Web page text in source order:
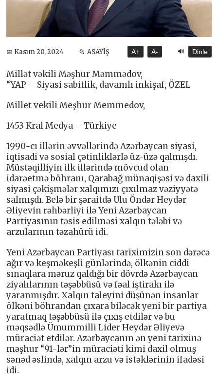
📅 Kasım 20, 2024 📂 ASAYİŞ A+ A- 🔊 Dinle
Millət vəkili Məşhur Məmmədov,
“YAP – Siyasi sabitlik, davamlı inkişaf, ÖZEL
Millet vekili Meşhur Memmedov,
1453 Kral Medya – Türkiye
1990-cı illərin əvvəllərində Azərbaycan siyasi,
iqtisadi və sosial çətinliklərlə üz-üzə qalmışdı.
Müstəqilliyin ilk illərində mövcud olan
idarəetmə böhranı, Qarabağ münaqişəsi və daxili
siyasi çəkişmələr xalqımızı çıxılmaz vəziyyətə
salmışdı. Belə bir şəraitdə Ulu Öndər Heydər
Əliyevin rəhbərliyi ilə Yeni Azərbaycan
Partiyasının təsis edilməsi xalqın tələbi və
arzularının təzahürü idi.
Yeni Azərbaycan Partiyası tariximizin son dərəcə
ağır və keşməkeşli günlərində, ölkənin ciddi
sınaqlara məruz qaldığı bir dövrdə Azərbaycan
ziyalılarının təşəbbüsü və fəal iştirakı ilə
yaranmışdır. Xalqın taleyini düşünən insanlar
ölkəni böhrandan çıxara biləcək yeni bir partiya
yaratmaq təşəbbüsü ilə çıxış etdilər və bu
məqsədlə Ümummilli Lider Heydər Əliyevə
müraciət etdilər. Azərbaycanın ən yeni tarixinə
məşhur “91-lər”in müraciəti kimi daxil olmuş
sənəd əslində, xalqın arzu və istəklərinin ifadəsi
idi.